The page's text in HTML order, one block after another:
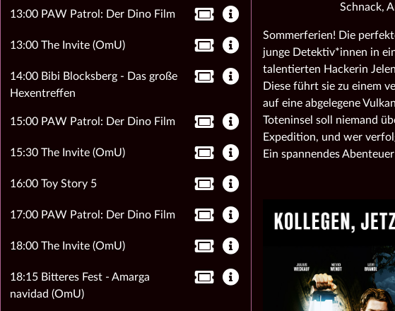
Schnack,
Sommerferien! Die
junge Detektiv*innen in
talentierten Hackerin
Diese führt sie zu einem
auf eine abgelegene
Toteninsel soll niemand
Expedition, und wer
Ein spannendes
13:00 PAW Patrol: Der Dino Film
13:00 The Invite (OmU)
14:00 Bibi Blocksberg - Das große
Hexentreffen
15:00 PAW Patrol: Der Dino Film
15:30 The Invite (OmU)
16:00 Toy Story 5
17:00 PAW Patrol: Der Dino Film
18:00 The Invite (OmU)
18:15 Bitteres Fest - Amarga
navidad (OmU)